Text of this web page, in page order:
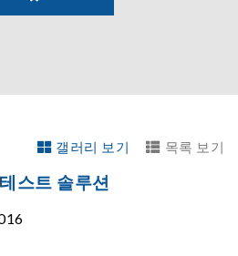
갤러리 보기 목록 보기
스트 솔루션